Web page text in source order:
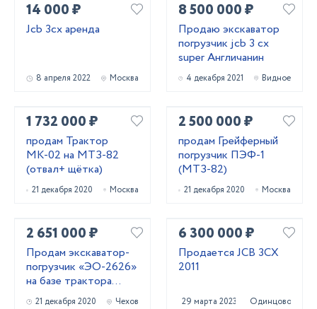
14 000 ₽
Jcb 3сх аренда
8 апреля 2022 Москва
8 500 000 ₽
Продаю экскаватор
погрузчик jcb 3 cx
super Англичанин
4 декабря 2021 Видное
1 732 000 ₽
продам Трактор
МК-02 на МТЗ-82
(отвал+ щётка)
21 декабря 2020 Москва
2 500 000 ₽
продам Грейферный
погрузчик ПЭФ-1
(МТЗ-82)
21 декабря 2020 Москва
2 651 000 ₽
Продам экскаватор-
погрузчик «ЭО-2626»
на базе трактора
МТЗ-82.1
21 декабря 2020 Чехов
6 300 000 ₽
Продается JCB 3CX
2011
29 марта 2023 Одинцово